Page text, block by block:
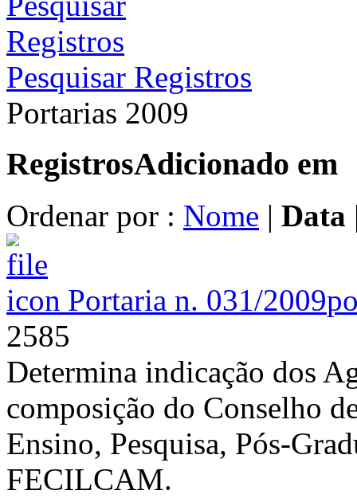
Pesquisar Registros
Portarias 2009
RegistrosAdicionado em
Ordenar por : Nome | Data
Portaria n. 031/2009
2585
Determina indicação dos
composição do Conselho
Ensino, Pesquisa, Pós-
FECILCAM.